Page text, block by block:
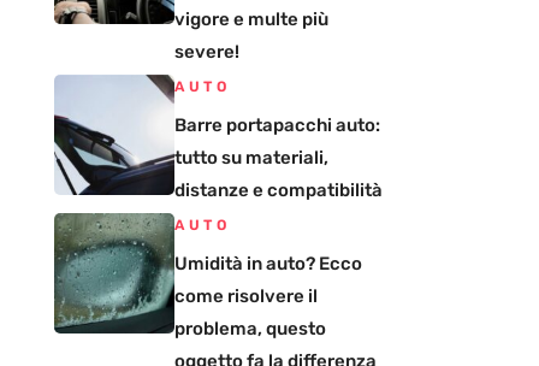
vigore e multe più
severe!
AUTO
Barre portapacchi auto:
tutto su materiali,
distanze e compatibilità
AUTO
Umidità in auto? Ecco
come risolvere il
problema, questo
oggetto fa la differenza